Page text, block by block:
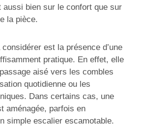
aussi bien sur le confort que sur
la pièce.
est la présence d’une
pratique. En effet, elle
aisé vers les combles
quotidienne ou les
Dans certains cas, une
aménagée, parfois en
simple escalier escamotable.